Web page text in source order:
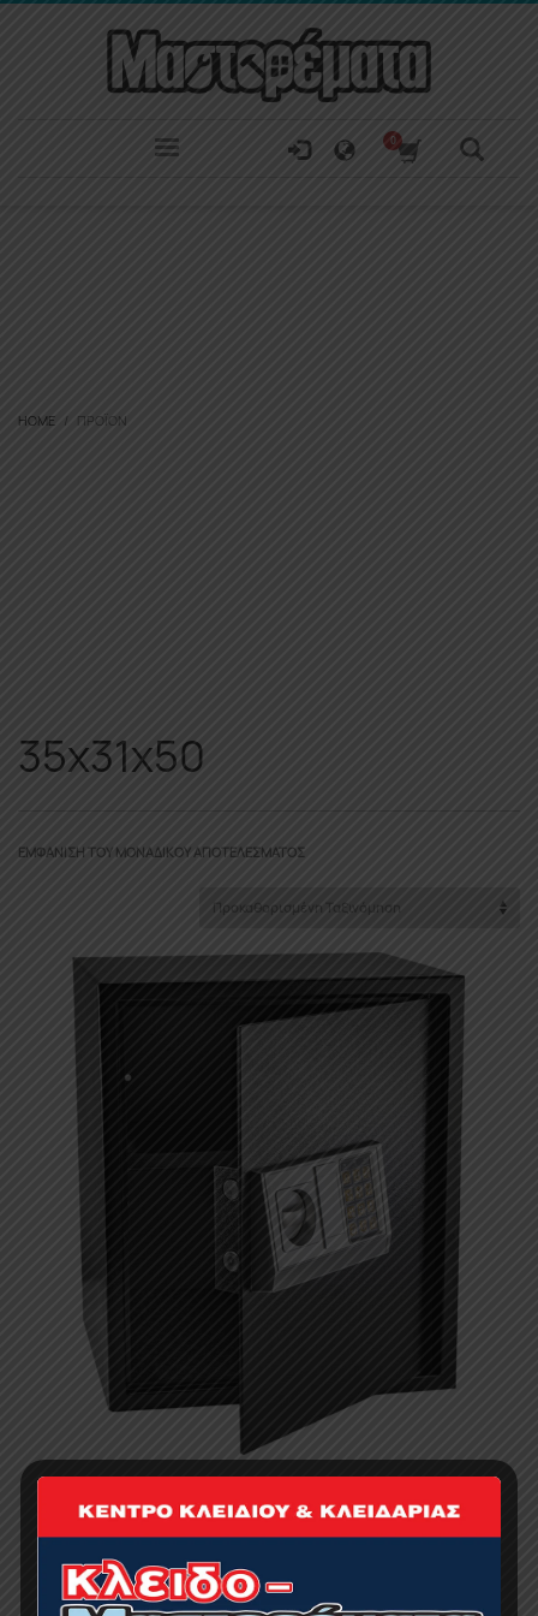
HOME ΠΡΟΪΌΝ
35x31x50
ΕΜΦΆΝΙΣΗ ΤΟΥ ΜΟΝΑΔΙΚΟΎ ΑΠΟΤΕΛΈΣΜΑΤΟΣ
BORMANN BDS5000 Χρηματοκιβώτιο
119.00€